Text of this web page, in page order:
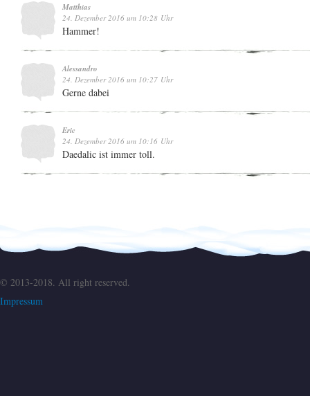
Matthias
24. Dezember 2016 um 10:28 Uhr
Hammer!
Alessandro
24. Dezember 2016 um 10:27 Uhr
Gerne dabei
Eric
24. Dezember 2016 um 10:16 Uhr
Daedalic ist immer toll.
© 2013-2018. All right reserved.
Impressum